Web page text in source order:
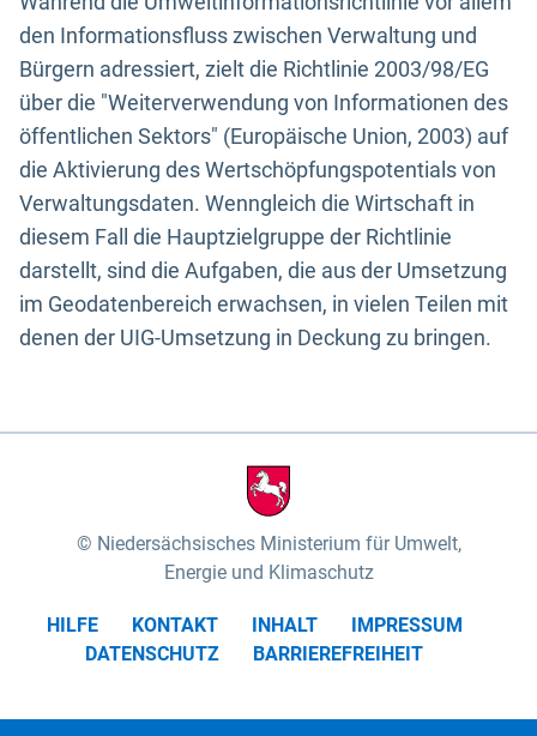
den Informationsfluss zwischen Verwaltung und
Bürgern adressiert, zielt die Richtlinie 2003/98/EG
über die "Weiterverwendung von Informationen des
öffentlichen Sektors" (Europäische Union, 2003) auf
die Aktivierung des Wertschöpfungspotentials von
Verwaltungsdaten. Wenngleich die Wirtschaft in
diesem Fall die Hauptzielgruppe der Richtlinie
darstellt, sind die Aufgaben, die aus der Umsetzung
im Geodatenbereich erwachsen, in vielen Teilen mit
denen der UIG-Umsetzung in Deckung zu bringen.
Niedersächsisches Ministerium für Umwelt,
Energie und Klimaschutz
HILFE KONTAKT INHALT
IMPRESSUM
DATENSCHUTZ
BARRIEREFREIHEIT